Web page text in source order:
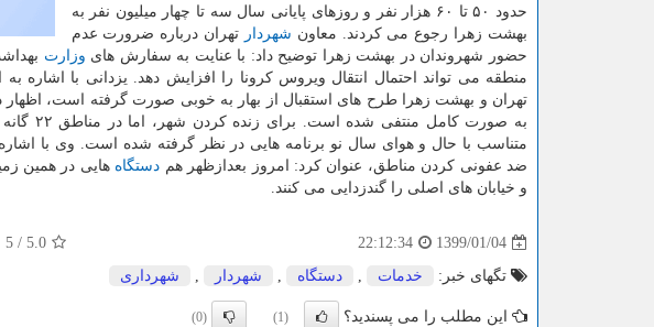
حدود ۵۰ تا ۶۰ هزار نفر و روزهای پایانی سال سه تا چهار میلیون نفر به
بهشت زهرا رجوع می كردند. معاون شهردار تهران درباره ضرورت عدم
حضور شهروندان در بهشت زهرا توضیح داد: با عنایت به سفارش های وزارت
منطقه می تواند احتمال انتقال ویروس كرونا را افزایش دهد. یزدانی با اشاره
تهران و بهشت زهرا طرح های استقبال از بهار به خوبی صورت گرفته است، اظهار
به
متناسب با حال و هوای سال نو برنامه هایی در نظر گرفته شده است. وی با
ضد عفونی كردن مناطق، عنوان كرد: امروز بعدازظهر هم دستگاه هایی در همین
و خیابان های اصلی را گندزدایی می كنند.
1399/01/04
22:12:34
5.0
/
5
تگهای خبر: خدمات , دستگاه , شهردار , شهرداری
این مطلب را می پسندید؟ (1)
(0)